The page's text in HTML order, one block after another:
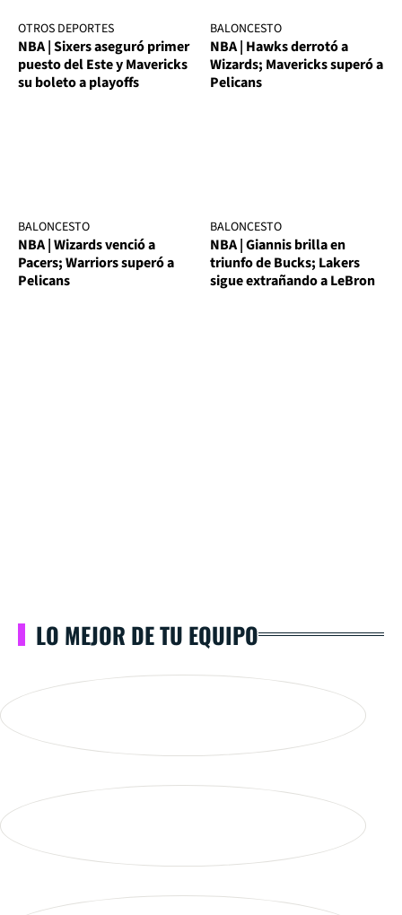
OTROS DEPORTES
NBA | Sixers aseguró primer
puesto del Este y Mavericks
su boleto a playoffs
BALONCESTO
NBA | Hawks derrotó a
Wizards; Mavericks superó a
Pelicans
BALONCESTO
NBA | Wizards venció a
Pacers; Warriors superó a
Pelicans
BALONCESTO
NBA | Giannis brilla en
triunfo de Bucks; Lakers
sigue extrañando a LeBron
LO MEJOR DE TU EQUIPO